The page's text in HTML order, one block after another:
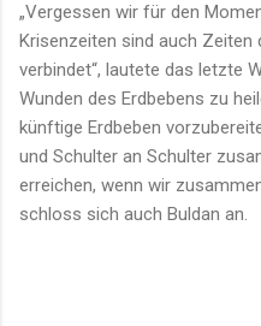
„Vergessen wir für den
Krisenzeiten sind auch Zeiten
verbindet“, lautete das letzte
Wunden des Erdbebens zu
künftige Erdbeben
und Schulter an Schulter
erreichen, wenn wir
schloss sich auch Buldan an.